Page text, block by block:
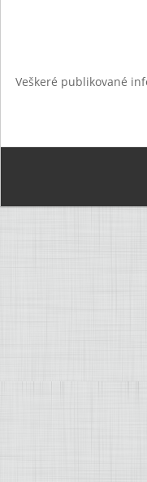
Veškeré publikované